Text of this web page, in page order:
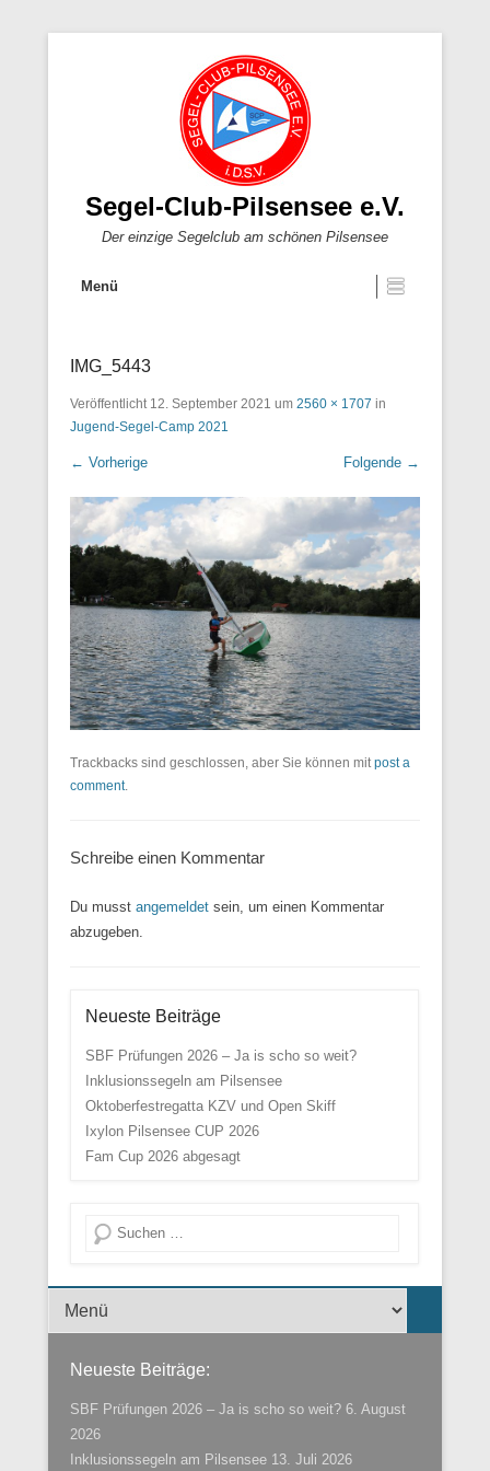
Segel-Club-Pilsensee e.V.
Der einzige Segelclub am schönen Pilsensee
Menü
IMG_5443
Veröffentlicht 12. September 2021 um 2560 × 1707 in
Jugend-Segel-Camp 2021
← Vorherige Folgende →
Trackbacks sind geschlossen, aber Sie können mitpost a
comment.
Schreibe einen Kommentar
Du musst angemeldet sein, um einen Kommentar
abzugeben.
Neueste Beiträge
SBF Prüfungen 2026 – Ja is scho so weit?
Inklusionssegeln am Pilsensee
Oktoberfestregatta KZV und Open Skiff
Ixylon Pilsensee CUP 2026
Fam Cup 2026 abgesagt
Suche
Menü der Fußzeile
Neueste Beiträge:
SBF Prüfungen 2026 – Ja is scho so weit? 6. August
2026
Inklusionssegeln am Pilsensee 13. Juli 2026